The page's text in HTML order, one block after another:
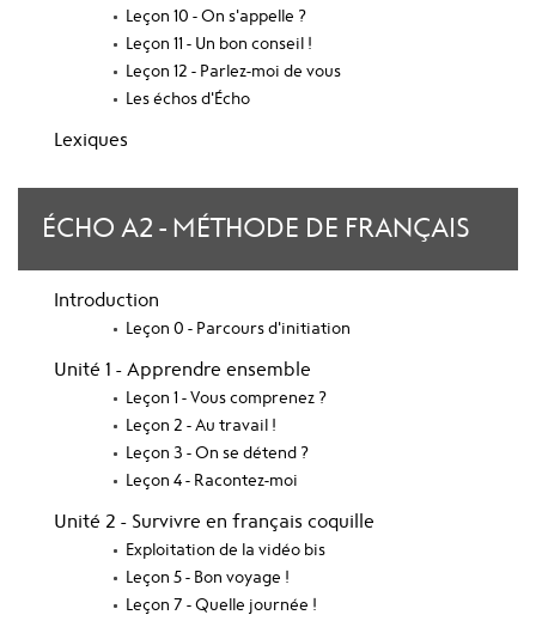
Leçon 10 - On s'appelle ?
Leçon 11 - Un bon conseil !
Leçon 12 - Parlez-moi de vous
Les échos d'Écho
Lexiques
ÉCHO A2 - MÉTHODE DE FRANÇAIS
Introduction
Leçon 0 - Parcours d'initiation
Unité 1 - Apprendre ensemble
Leçon 1 - Vous comprenez ?
Leçon 2 - Au travail !
Leçon 3 - On se détend ?
Leçon 4 - Racontez-moi
Unité 2 - Survivre en français coquille
Exploitation de la vidéo bis
Leçon 5 - Bon voyage !
Leçon 7 - Quelle journée !